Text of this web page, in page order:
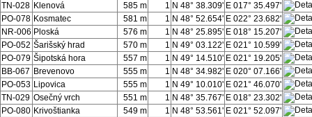
TN-028 Klenová 585 m 1 N 48° 38.309' E 017° 35.497'
PO-078 Kosmatec 581 m 1 N 48° 52.654' E 022° 23.682'
NR-006 Ploská 576 m 1 N 48° 25.895' E 018° 15.207'
PO-052 Šarišský hrad 570 m 1 N 49° 03.122' E 021° 10.599'
PO-079 Šipotská hora 557 m 1 N 49° 14.510' E 021° 19.205'
BB-067 Brevenovo 555 m 1 N 48° 34.982' E 020° 07.166'
PO-053 Lipovica 555 m 1 N 49° 10.010' E 021° 46.070'
TN-029 Osečný vrch 551 m 1 N 48° 35.767' E 018° 23.302'
PO-080 Krivoštianka 549 m 1 N 48° 53.561' E 021° 52.097'